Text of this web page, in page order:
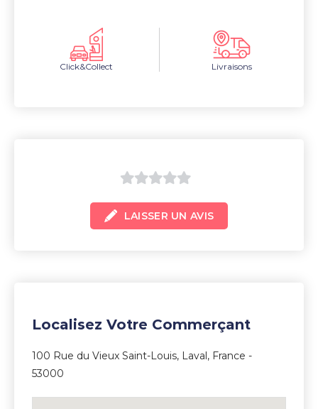
Click&Collect Livraisons
sur
LAISSER UN AVIS
Localisez Votre Commerçant
100 Rue du Vieux Saint-Louis, Laval, France -
53000